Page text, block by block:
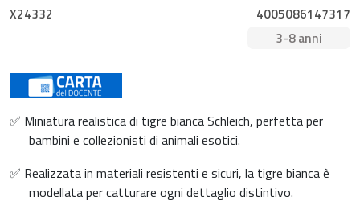
X24332
4005086147317
3-8 anni
✅ Miniatura realistica di tigre bianca Schleich, perfetta per
bambini e collezionisti di animali esotici.
✅ Realizzata in materiali resistenti e sicuri, la tigre bianca è
modellata per catturare ogni dettaglio distintivo.